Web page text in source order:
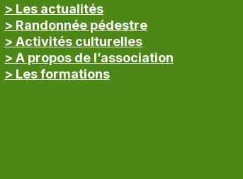
> Les actualités
> Randonnée pédestre
> Activités culturelles
> A propos de l’association
> Les formations